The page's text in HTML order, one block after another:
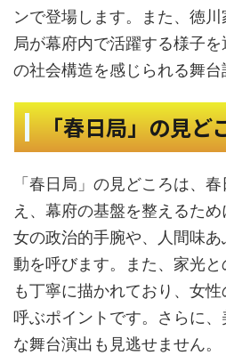
ンで登場します。また、徳
局が幕府内で活躍する様子
の社会構造を感じられる舞台
「春日局」の見ど
「春日局」の見どころは、
え、幕府の基盤を整えるた
女の政治的手腕や、人間味
動を呼びます。また、家光
も丁寧に描かれており、女
呼ぶポイントです。さらに
な舞台演出も見逃せません。